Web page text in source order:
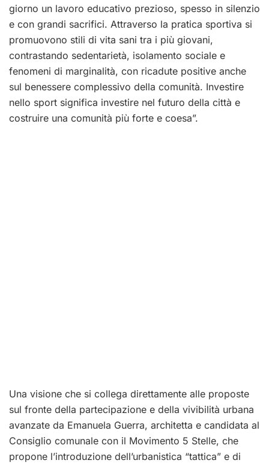
giorno un lavoro educativo prezioso, spesso in silenzio
e con grandi sacrifici. Attraverso la pratica sportiva si
promuovono stili di vita sani tra i più giovani,
contrastando sedentarietà, isolamento sociale e
fenomeni di marginalità, con ricadute positive anche
sul benessere complessivo della comunità. Investire
nello sport significa investire nel futuro della città e
costruire una comunità più forte e coesa”.
Una visione che si collega direttamente alle proposte
sul fronte della partecipazione e della vivibilità urbana
avanzate da Emanuela Guerra, architetta e candidata al
Consiglio comunale con il Movimento 5 Stelle, che
propone l’introduzione dell’urbanistica “tattica” e di